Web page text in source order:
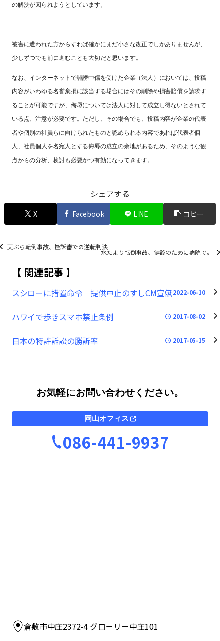
の解決が図られようとしています。
被害に遭われた方からすれば確かにまだ小さな改正でしかありませんが、
少しずつでも前に進むことも大切だと思います。
なお、インターネットで誹謗中傷を受けた企業（法人）においては、投稿
内容がいわゆる名誉棄損に該当する場合にはその削除や損害賠償を請求す
ることが可能ですが、侮辱については法人に対して成立し得ないとされて
いる点、注意が必要です。ただし、その場合でも、投稿内容が企業の代表
者や個別の社員らに向けられたものと認められる内容であれば代表者個
人、社員個人を名宛人とする侮辱の成立の余地があるため、そのような観
点からの分析、検討も必要かつ有効になってきます。
シェアする
X Facebook LINE コピー
天ぷら転倒事故、控訴審での逆転判決
水たまり転倒事故、健診のために病院で。
関連記事
スシローに措置命令 提供中止のすしCM宣伝2022-06-10
ハワイで歩きスマホ禁止条例 2017-08-02
日本の特許訴訟の勝訴率 2017-05-15
お気軽にお問い合わせください。
岡山オフィス
086-441-9937
倉敷市中庄2372-4 グローリー中庄101